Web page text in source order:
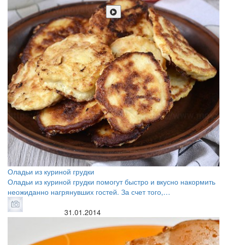
Оладьи из куриной грудки
Оладьи из куриной грудки помогут быстро и вкусно накормить
неожиданно нагрянувших гостей. За счет того,…
31.01.2014